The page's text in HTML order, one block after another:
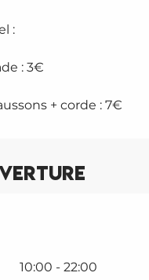
:
: 3€
+ corde : 7€
10:00 - 22:00